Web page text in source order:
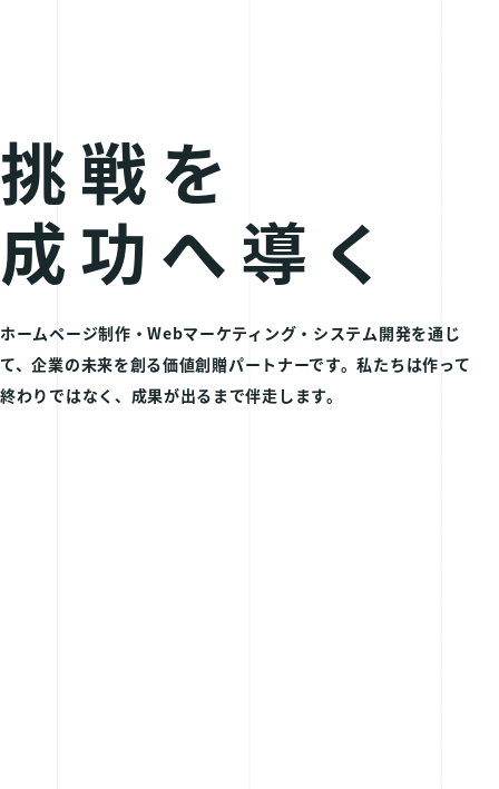
挑戦を
成功へ導く
ホームページ制作・Webマーケティング・システム開発を通じ
て、企業の未来を創る価値創贈パートナーです。私たちは作って
終わりではなく、成果が出るまで伴走します。